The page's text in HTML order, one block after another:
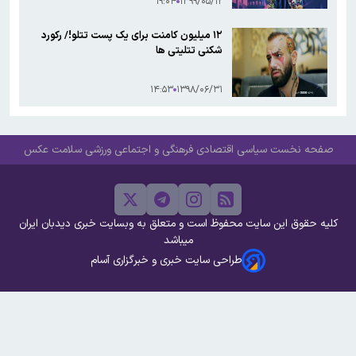
۱۲ میلیون کامنت برای یک پست تتلو!/ رکورد
شکنی تتلیتی ها
۱۳۹۸/۰۶/۳۱ ۱۴:۵۳
صفحه نخست سیاسی اقتصادی فرهنگی و اجتماعی ورزشی سلامت عکس
کلیه حقوق این سایت محفوظ است و متعلق به وبسایت خبری دیدبان ایران
میباشد
طراحی سایت خبری و خبرگزاری آسام